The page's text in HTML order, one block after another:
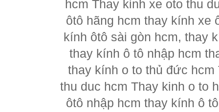
hcm Thay kinh xe oto thu
ôtô hãng hcm thay kính xe
kính ôtô sài gòn hcm, thay
thay kính ô tô nhập hcm
thay kính o to thủ đức
thu duc hcm Thay kinh o to
ôtô nhập hcm thay kính ô